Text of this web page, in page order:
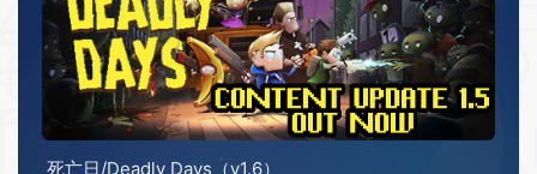
死亡日/Deadly Days（v1.6）